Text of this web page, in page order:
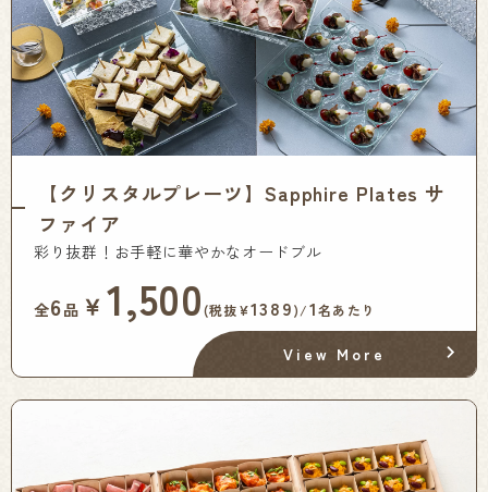
【クリスタルプレーツ】Sapphire Plates サ
ファイア
彩り抜群！お手軽に華やかなオードブル
全6品 ￥ 1,500(税抜¥1389)/1名あたり
View More